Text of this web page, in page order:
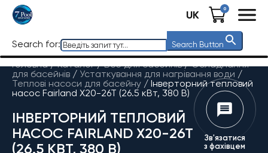
UK 0
Search for: Search Button
Головна / Каталог/Все для басейнів/Обладнання
для басейнів / Устаткування для нагрівання води /
Теплові насоси для басейну / Інверторний тепловий
насос Fairland X20-26T (26.5 кВт, 380 В)
ІНВЕРТОРНИЙ ТЕПЛОВИЙ
НАСОС FAIRLAND X20-26T
(26.5 КВТ, 380 В)
Зв'язатися
з фахівцем